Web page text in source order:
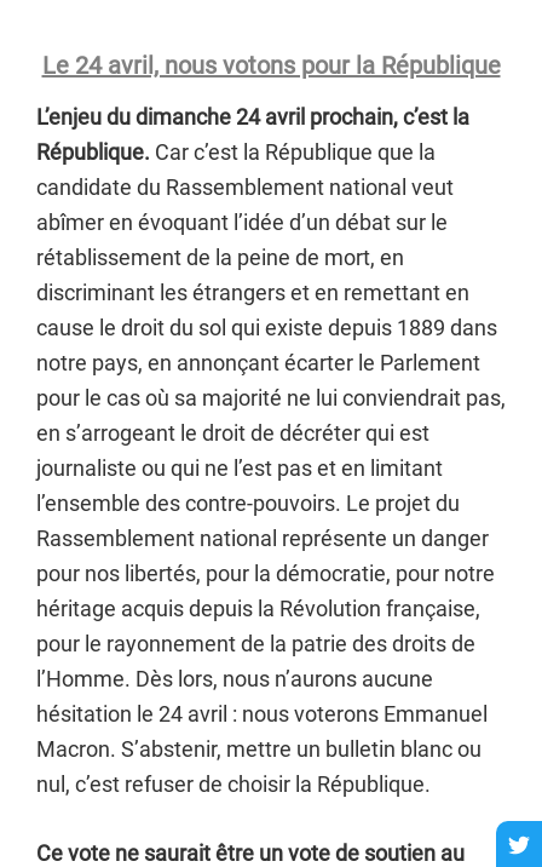
Le 24 avril, nous votons pour la République
L’enjeu du dimanche 24 avril prochain, c’est la
République. Car c’est la République que la
candidate du Rassemblement national veut
abîmer en évoquant l’idée d’un débat sur le
rétablissement de la peine de mort, en
discriminant les étrangers et en remettant en
cause le droit du sol qui existe depuis 1889 dans
notre pays, en annonçant écarter le Parlement
pour le cas où sa majorité ne lui conviendrait pas,
en s’arrogeant le droit de décréter qui est
journaliste ou qui ne l’est pas et en limitant
l’ensemble des contre-pouvoirs. Le projet du
Rassemblement national représente un danger
pour nos libertés, pour la démocratie, pour notre
héritage acquis depuis la Révolution française,
pour le rayonnement de la patrie des droits de
l’Homme. Dès lors, nous n’aurons aucune
hésitation le 24 avril : nous voterons Emmanuel
Macron. S’abstenir, mettre un bulletin blanc ou
nul, c’est refuser de choisir la République.
Ce vote ne saurait être un vote de soutien au